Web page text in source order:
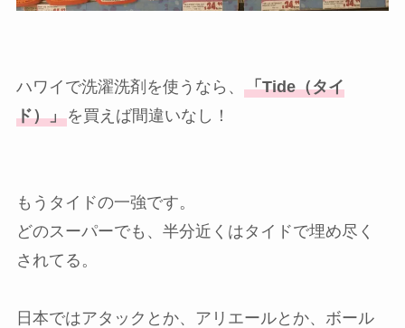
ハワイで洗濯洗剤を使うなら、 「Tide（タイ
ド）」を買えば間違いなし！
もうタイドの一強です。
どのスーパーでも、半分近くはタイドで埋め尽く
されてる。
日本ではアタックとか、アリエールとか、ボール